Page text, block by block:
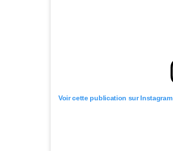
Voir cette publication sur Instagram